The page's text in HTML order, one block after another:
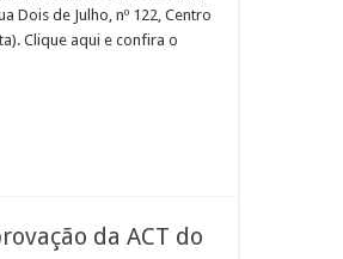
Dois de Julho, nº 122, Centro
Clique aqui e confira o
da ACT do